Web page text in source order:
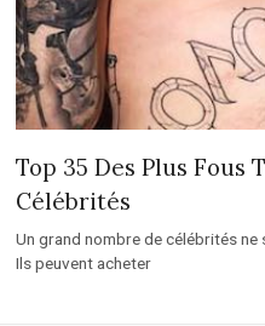
Top 35 Des Plus Fous
Célébrités
Un grand nombre de célébrités
Ils peuvent acheter